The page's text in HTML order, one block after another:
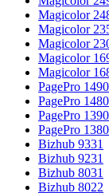
Magicolor
Magicolor
Magicolor
Magicolor
Magicolor
PagePro 1490
PagePro 1480
PagePro 1390
PagePro 1380
Bizhub 9331
Bizhub 9231
Bizhub 8031
Bizhub 8022